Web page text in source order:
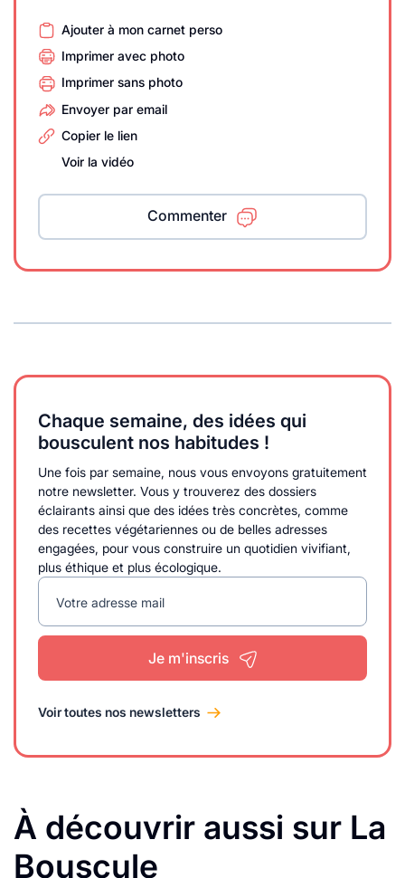
Ajouter à mon carnet perso
Imprimer avec photo
Imprimer sans photo
Envoyer par email
Copier le lien
Voir la vidéo
Commenter
Chaque semaine, des idées qui
bousculent nos habitudes !
Une fois par semaine, nous vous envoyons gratuitement
notre newsletter. Vous y trouverez des dossiers
éclairants ainsi que des idées très concrètes, comme
des recettes végétariennes ou de belles adresses
engagées, pour vous construire un quotidien vivifiant,
plus éthique et plus écologique.
Votre adresse mail
Je m'inscris
Voir toutes nos newsletters
À découvrir aussi sur La
Bouscule